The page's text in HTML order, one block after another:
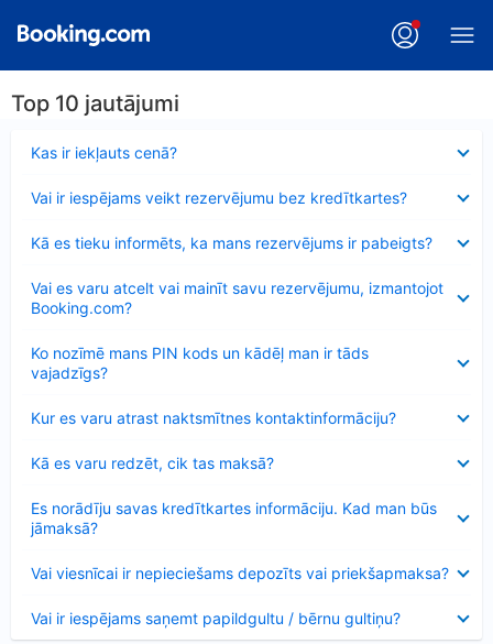
Top 10 jautājumi
Kas ir iekļauts cenā?
Vai ir iespējams veikt rezervējumu bez kredītkartes?
Kā es tieku informēts, ka mans rezervējums ir pabeigts?
Vai es varu atcelt vai mainīt savu rezervējumu, izmantojot
Booking.com?
Ko nozīmē mans PIN kods un kādēļ man ir tāds
vajadzīgs?
Kur es varu atrast naktsmītnes kontaktinformāciju?
Kā es varu redzēt, cik tas maksā?
Es norādīju savas kredītkartes informāciju. Kad man būs
jāmaksā?
Vai viesnīcai ir nepieciešams depozīts vai priekšapmaksa?
Vai ir iespējams saņemt papildgultu / bērnu gultiņu?